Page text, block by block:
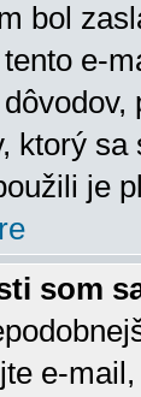
bol
e-
ktorý
je
som
e-